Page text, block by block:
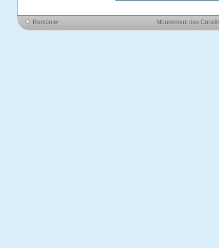
Remonter Mouvement des